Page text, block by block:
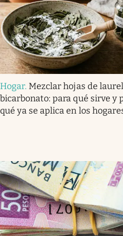
Hogar. Mezclar hojas de
bicarbonato: para qué sirve y
qué ya se aplica en los